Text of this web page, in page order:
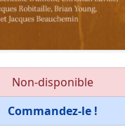
Non-disponible
Commandez-le !